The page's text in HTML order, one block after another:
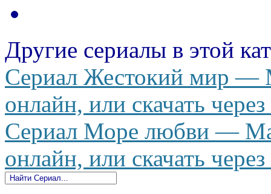
Другие сериалы в этой
Сериал Жестокий мир —
онлайн, или скачать
Сериал Море любви —
онлайн, или скачать